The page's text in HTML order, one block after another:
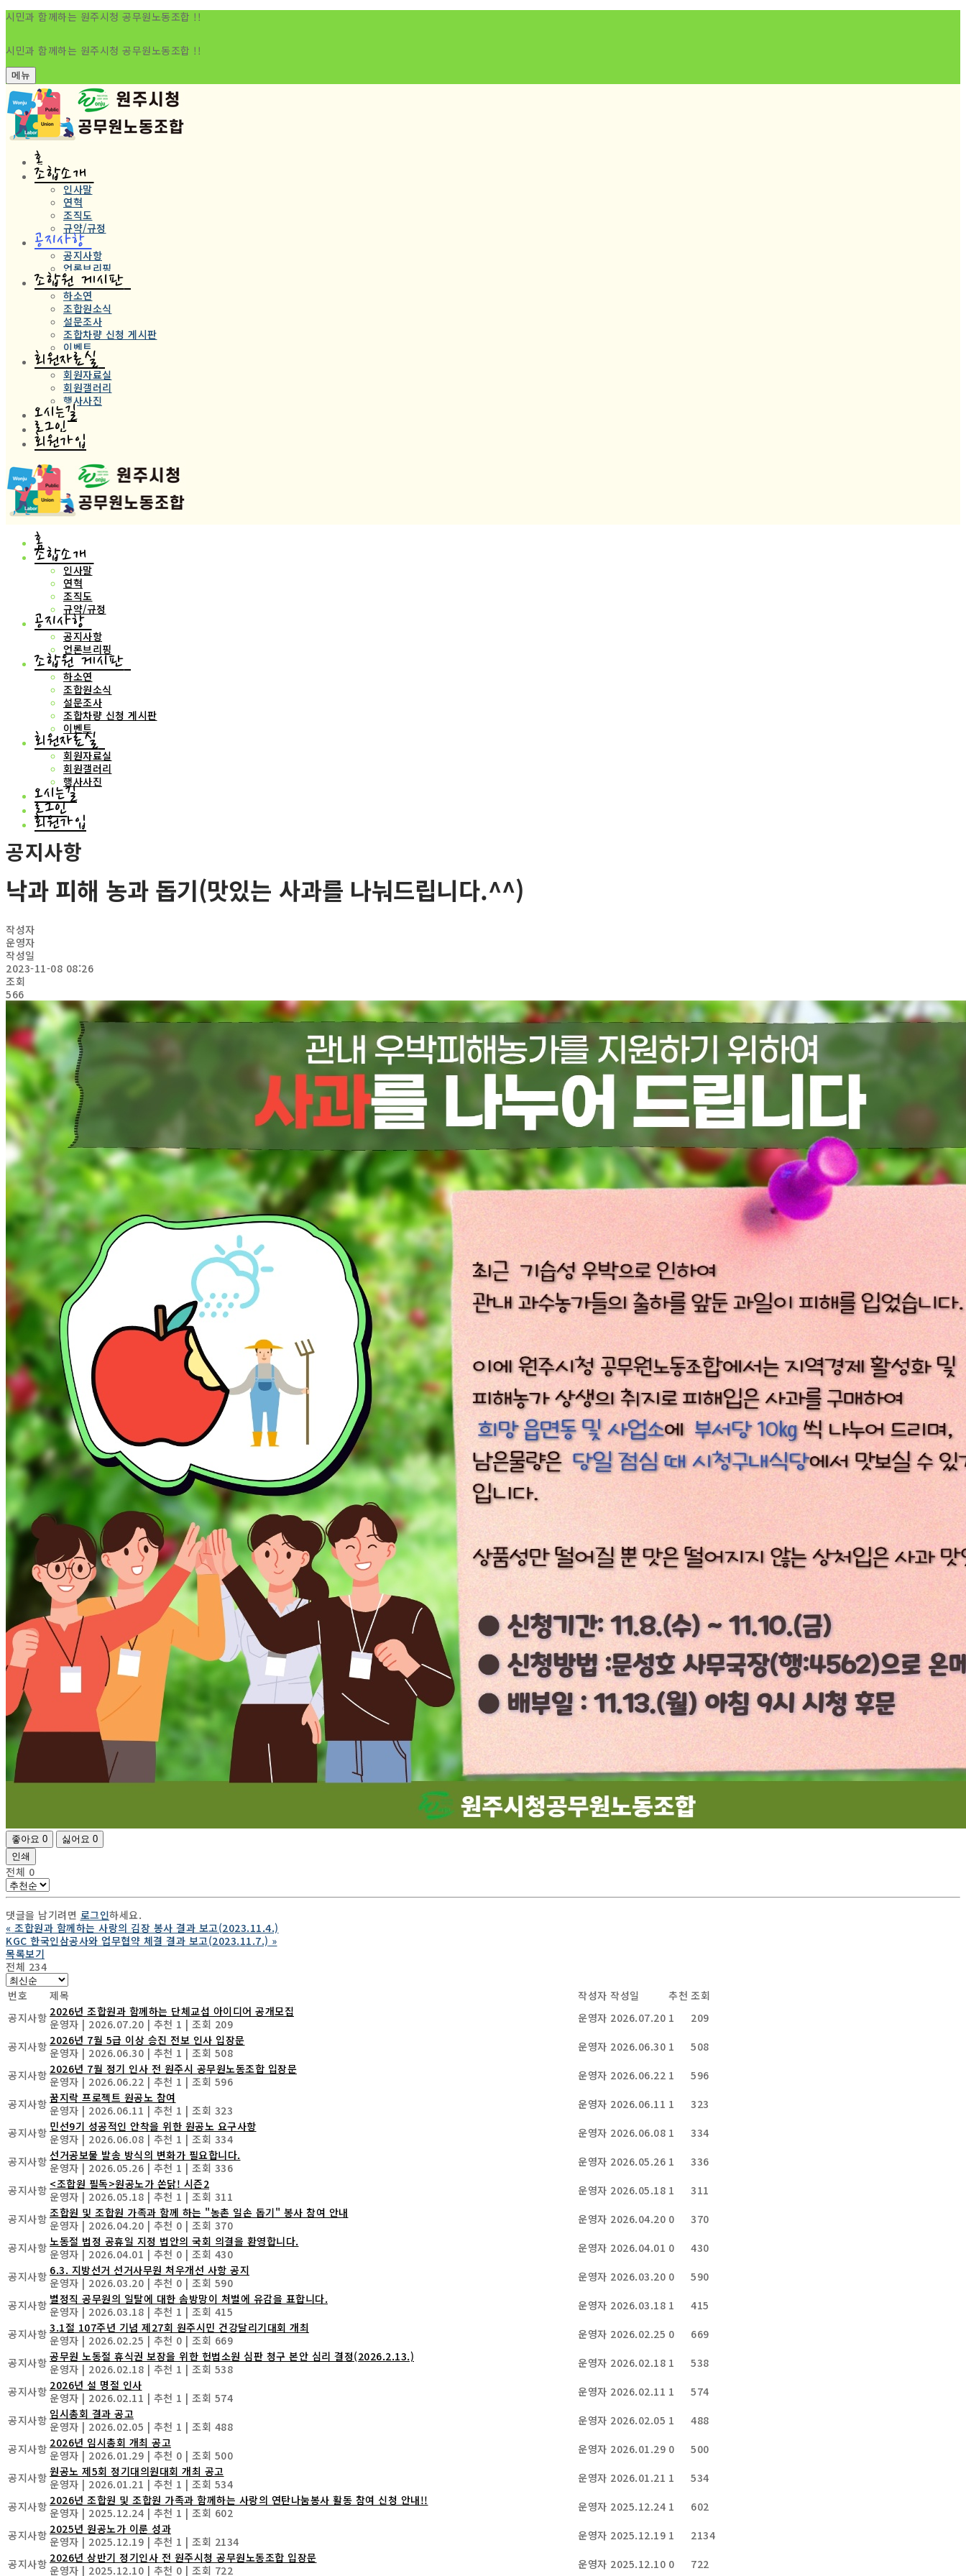
시민과 함께하는 원주시청 공무원노동조합 !!
시민과 함께하는 원주시청 공무원노동조합 !!
메뉴
홈
조합소개
인사말
연혁
조직도
규약/규정
공지사항
공지사항
언론브리핑
조합원 게시판
하소연
조합원소식
설문조사
조합차량 신청 게시판
이벤트
회원자료실
회원자료실
회원갤러리
행사사진
오시는길
로그인
회원가입
홈
조합소개
인사말
연혁
조직도
규약/규정
공지사항
공지사항
언론브리핑
조합원 게시판
하소연
조합원소식
설문조사
조합차량 신청 게시판
이벤트
회원자료실
회원자료실
회원갤러리
행사사진
오시는길
로그인
회원가입
공지사항
낙과 피해 농과 돕기(맛있는 사과를 나눠드립니다.^^)
작성자
운영자
작성일
2023-11-08 08:26
조회
566
좋아요 0 싫어요 0
인쇄
전체 0
댓글을 남기려면 로그인하세요.
« 조합원과 함께하는 사랑의 김장 봉사 결과 보고(2023.11.4.)
KGC 한국인삼공사와 업무협약 체결 결과 보고(2023.11.7.) »
목록보기
전체 234
번호
제목 작성자 작성일 추천 조회
공지사항 2026년 조합원과 함께하는 단체교섭 아이디어 공개모집
운영자 | 2026.07.20 | 추천 1 | 조회 209 운영자 2026.07.20 1
209
공지사항 2026년 7월 5급 이상 승진 전보 인사 입장문
운영자 | 2026.06.30 | 추천 1 | 조회 508 운영자 2026.06.30 1
508
공지사항 2026년 7월 정기 인사 전 원주시 공무원노동조합 입장문
운영자 | 2026.06.22 | 추천 1 | 조회 596 운영자 2026.06.22 1
596
공지사항 꿈지락 프로젝트 원공노 참여
운영자 | 2026.06.11 | 추천 1 | 조회 323 운영자 2026.06.11 1
323
공지사항 민선9기 성공적인 안착을 위한 원공노 요구사항
운영자 | 2026.06.08 | 추천 1 | 조회 334 운영자 2026.06.08 1
334
공지사항 선거공보물 발송 방식의 변화가 필요합니다.
운영자 | 2026.05.26 | 추천 1 | 조회 336 운영자 2026.05.26 1
336
공지사항 <조합원 필독>원공노가 쏜닭! 시즌2
운영자 | 2026.05.18 | 추천 1 | 조회 311 운영자 2026.05.18 1
311
공지사항 조합원 및 조합원 가족과 함께 하는 "농촌 일손 돕기" 봉사 참여 안내
운영자 | 2026.04.20 | 추천 0 | 조회 370 운영자 2026.04.20 0
370
공지사항 노동절 법정 공휴일 지정 법안의 국회 의결을 환영합니다.
운영자 | 2026.04.01 | 추천 0 | 조회 430 운영자 2026.04.01 0
430
공지사항 6.3. 지방선거 선거사무원 처우개선 사항 공지
운영자 | 2026.03.20 | 추천 0 | 조회 590 운영자 2026.03.20 0
590
공지사항 별정직 공무원의 일탈에 대한 솜방망이 처벌에 유감을 표합니다.
운영자 | 2026.03.18 | 추천 1 | 조회 415 운영자 2026.03.18 1
415
공지사항 3.1절 107주년 기념 제27회 원주시민 건강달리기대회 개최
운영자 | 2026.02.25 | 추천 0 | 조회 669 운영자 2026.02.25 0
669
공지사항 공무원 노동절 휴식권 보장을 위한 헌법소원 심판 청구 본안 심리 결정(2026.2.13.)
운영자 | 2026.02.18 | 추천 1 | 조회 538 운영자 2026.02.18 1
538
공지사항 2026년 설 명절 인사
운영자 | 2026.02.11 | 추천 1 | 조회 574 운영자 2026.02.11 1
574
공지사항 임시총회 결과 공고
운영자 | 2026.02.05 | 추천 1 | 조회 488 운영자 2026.02.05 1
488
공지사항 2026년 임시총회 개최 공고
운영자 | 2026.01.29 | 추천 0 | 조회 500 운영자 2026.01.29 0
500
공지사항 원공노 제5회 정기대의원대회 개최 공고
운영자 | 2026.01.21 | 추천 1 | 조회 534 운영자 2026.01.21 1
534
공지사항 2026년 조합원 및 조합원 가족과 함께하는 사랑의 연탄나눔봉사 활동 참여 신청 안내!!
운영자 | 2025.12.24 | 추천 1 | 조회 602 운영자 2025.12.24 1
602
공지사항 2025년 원공노가 이룬 성과
운영자 | 2025.12.19 | 추천 1 | 조회 2134 운영자 2025.12.19 1
2134
공지사항 2026년 상반기 정기인사 전 원주시청 공무원노동조합 입장문
운영자 | 2025.12.10 | 추천 0 | 조회 722 운영자 2025.12.10 0 722